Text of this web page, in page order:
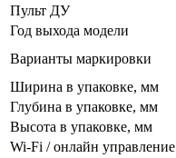
Пульт ДУ
Год выхода модели
Варианты маркировки
Ширина в упаковке, мм
Глубина в упаковке, мм
Высота в упаковке, мм
Wi-Fi / онлайн управление